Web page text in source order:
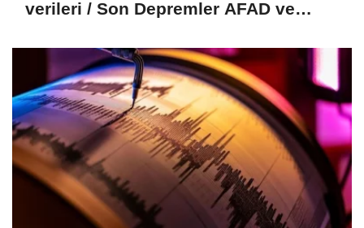
verileri / Son Depremler AFAD ve